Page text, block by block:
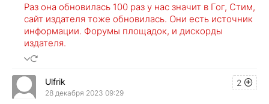
Раз она обновилась 100 раз у нас значит в Гог, Стим,
сайт издателя тоже обновилась. Они есть источник
информации. Форумы площадок, и дискорды
издателя.
2
Ulfrik
28 декабря 2023 09:29